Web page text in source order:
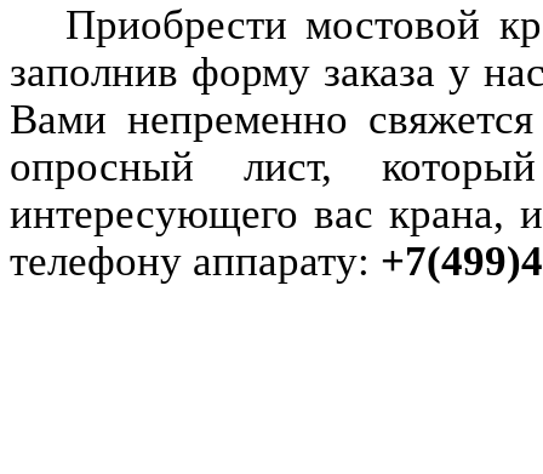
Приобрести мостовой
заполнив форму заказа у
Вами непременно
опросный лист,
интересующего вас крана,
телефону аппарату: